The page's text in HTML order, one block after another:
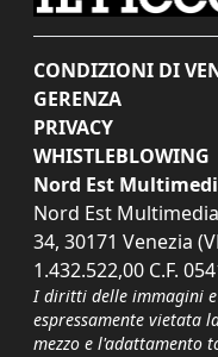
CONDIZIONI DI
GERENZA
PRIVACY
WHISTLEBLOWING
Nord Est
Nord Est
34, 30171 Venezia
1.432.522,00 C.F.
I diritti delle immagini
espressamente vietata
mezzo e l'adattamento